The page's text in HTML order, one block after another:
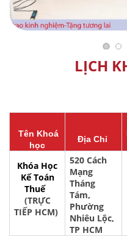
LỊCH
Tên Khoá
học
Địa Chỉ
Khóa Học
Kế Toán
Thuế
(TRỰC
TIẾP HCM)
520 Cách
Mạng
Tháng
Tám,
Phường
Nhiêu Lộc,
TP HCM